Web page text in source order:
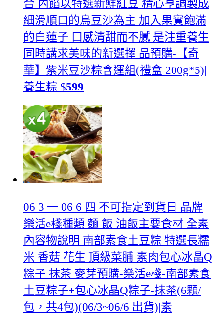
合 內餡以特選新鮮紅豆 精心亨調製成
細滑順口的烏豆沙為主 加入果實飽滿
的白蓮子 口感清甜而不膩 是注重養生
同時講求美味的新選擇 品預購-【奇
華】紫米豆沙粽含運組(禮盒 200g*5)|
養生粽 $599
06 3 一 06 6 四 不可指定到貨日 品牌
樂活e棧種類 麵 飯 油飯主要食材 全素
內容物說明 南部素食土豆粽 特選長糯
米 香菇 花生 頂級菜脯 素肉包心冰晶Q
粽子 抹茶 麥芽預購-樂活e棧-南部素食
土豆粽子+包心冰晶Q粽子-抹茶(6顆/
包，共4包)(06/3~06/6 出貨)|素